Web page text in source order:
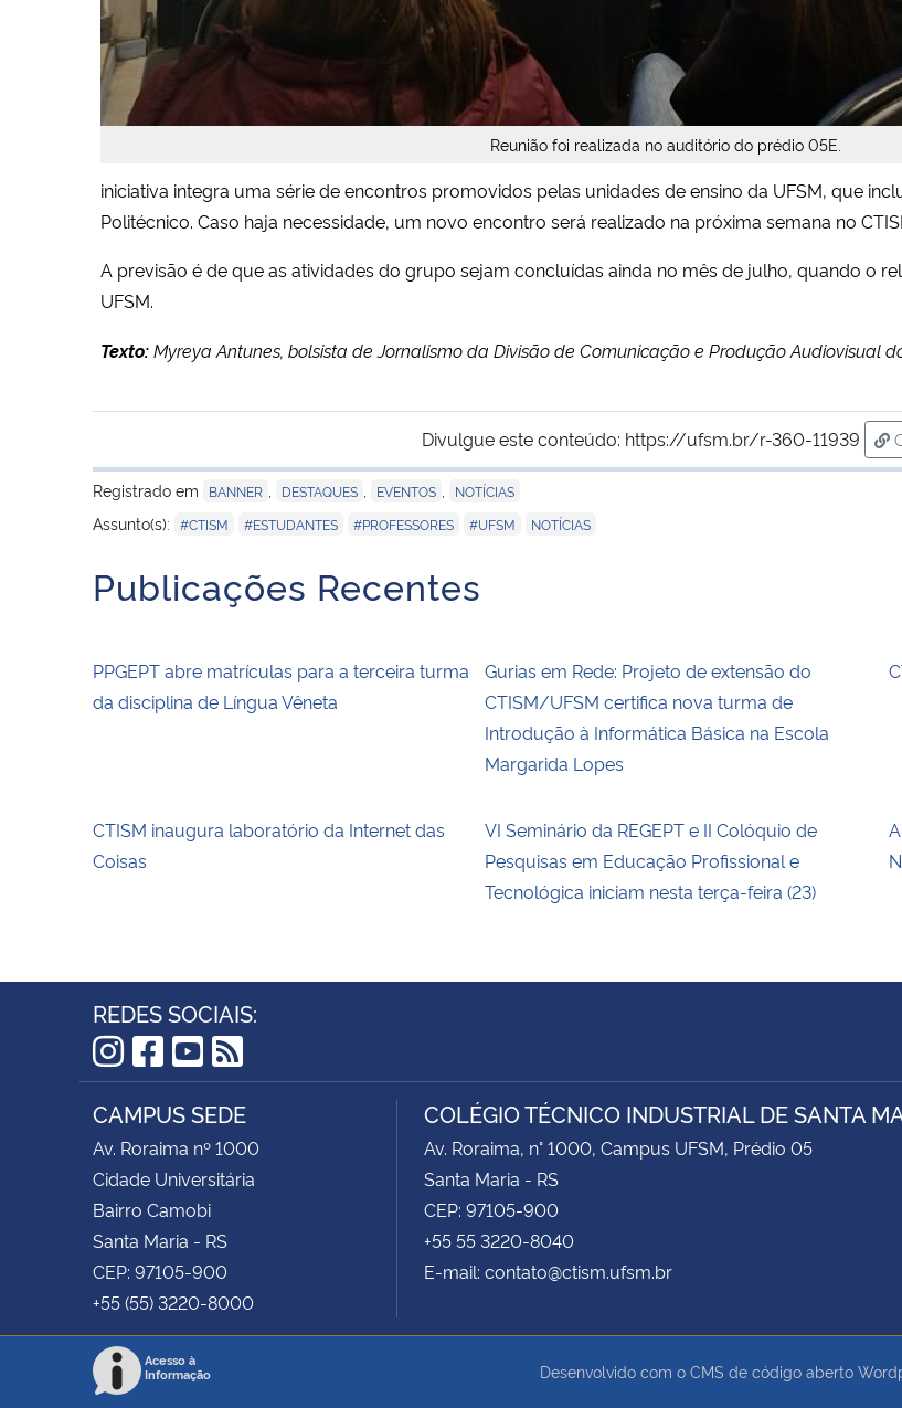
Reunião foi realizada no auditório do prédio 05E.
iniciativa integra uma série de encontros promovidos pelas unidades de ensino da UFSM, que
Politécnico. Caso haja necessidade, um novo encontro será realizado na próxima semana no
A previsão é de que as atividades do grupo sejam concluídas ainda no mês de julho, quando o
UFSM.
Texto:Myreya Antunes, bolsista de Jornalismo da Divisão de Comunicação e Produção Audiovisual
Divulgue este conteúdo: https://ufsm.br/r-360-11939
Registrado em
BANNER DESTAQUES EVENTOS NOTÍCIAS
Assunto(s): #CTISM #ESTUDANTES #PROFESSORES #UFSM NOTÍCIAS
Publicações Recentes
PPGEPT abre matrículas para a terceira turma
da disciplina de Língua Vêneta
Gurias em Rede: Projeto de extensão do
CTISM/UFSM certifica nova turma de
Introdução à Informática Básica na Escola
Margarida Lopes
CTISM inaugura laboratório da Internet das
Coisas
VI Seminário da REGEPT e II Colóquio de
Pesquisas em Educação Profissional e
Tecnológica iniciam nesta terça-feira (23)
REDES SOCIAIS:
Instagram
Facebook
YouTube
RSS
CAMPUS SEDE
Av. Roraima nº 1000
Cidade Universitária
Bairro Camobi
Santa Maria - RS
CEP: 97105-900
+55 (55) 3220-8000
COLÉGIO TÉCNICO INDUSTRIAL DE SANTA
Av. Roraima, n° 1000, Campus UFSM, Prédio 05
Santa Maria - RS
CEP: 97105-900
+55 55 3220-8040
E-mail: contato@ctism.ufsm.br
Acesso à
Informação
Desenvolvido com o CMS de código aberto